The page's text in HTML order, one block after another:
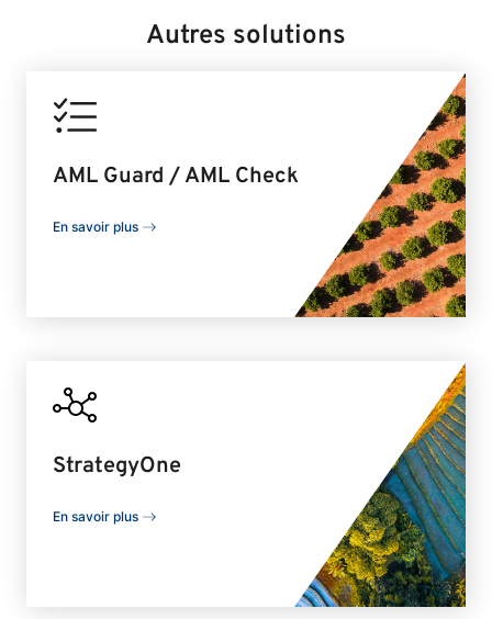
Autres solutions
AML Guard / AML Check
En savoir plus
StrategyOne
En savoir plus